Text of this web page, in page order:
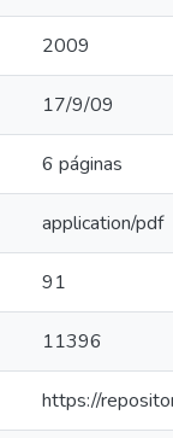
2009
17/9/09
6 páginas
application/pdf
91
11396
https://